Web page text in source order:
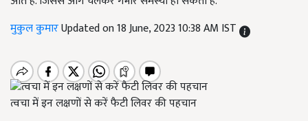
मुकुल कुमारUpdated on 18 June, 2023 10:38 AM IST
त्वचा में इन लक्षणों से करें फैटी लिवर की पहचान